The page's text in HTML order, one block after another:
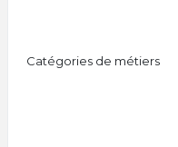
Catégories de métiers